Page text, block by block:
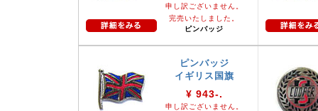
申し訳ございません。
完売いたしました。
ピンバッジ
ピンバッジ
イギリス国旗
¥ 943-.
申し訳ございません。